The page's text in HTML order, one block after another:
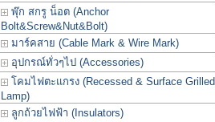
พุ๊ก สกรู น็อต (Anchor
Bolt&Screw&Nut&Bolt)
มาร์คสาย (Cable Mark & Wire Mark)
อุปกรณ์ทั่วๆไป (Accessories)
โคมไฟตะแกรง (Recessed & Surface Grilled
Lamp)
ลูกถ้วยไฟฟ้า (Insulators)